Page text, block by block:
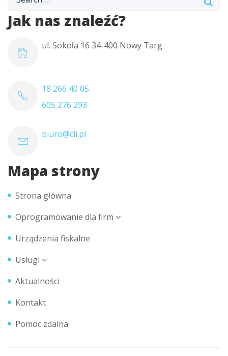
Jak nas znaleźć?
ul. Sokoła 16 34-400 Nowy Targ
18 266 40 05
605 276 293
biuro@cli.pl
Mapa strony
Strona główna
Oprogramowanie dla firm
Urządzenia fiskalne
Usługi
Aktualności
Kontakt
Pomoc zdalna